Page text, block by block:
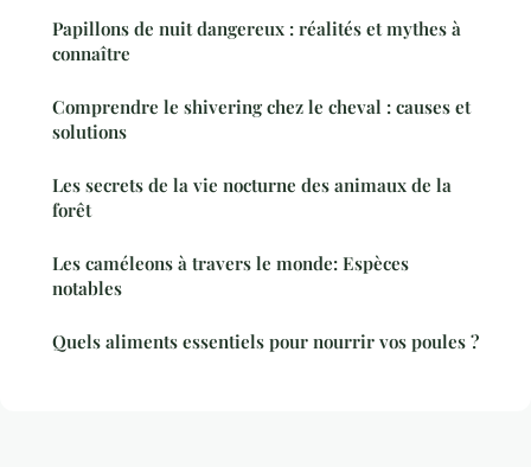
Papillons de nuit dangereux : réalités et mythes à
connaître
Comprendre le shivering chez le cheval : causes et
solutions
Les secrets de la vie nocturne des animaux de la
forêt
Les caméleons à travers le monde: Espèces
notables
Quels aliments essentiels pour nourrir vos poules ?